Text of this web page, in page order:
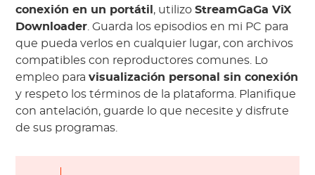
conexión en un portátil , utilizoStreamGaGa ViX
Downloader. Guarda los episodios en mi PC para
que pueda verlos en cualquier lugar, con archivos
compatibles con reproductores comunes. Lo
empleo paravisualización personal sin conexión
y respeto los términos de la plataforma. Planifique
con antelación, guarde lo que necesite y disfrute
de sus programas.